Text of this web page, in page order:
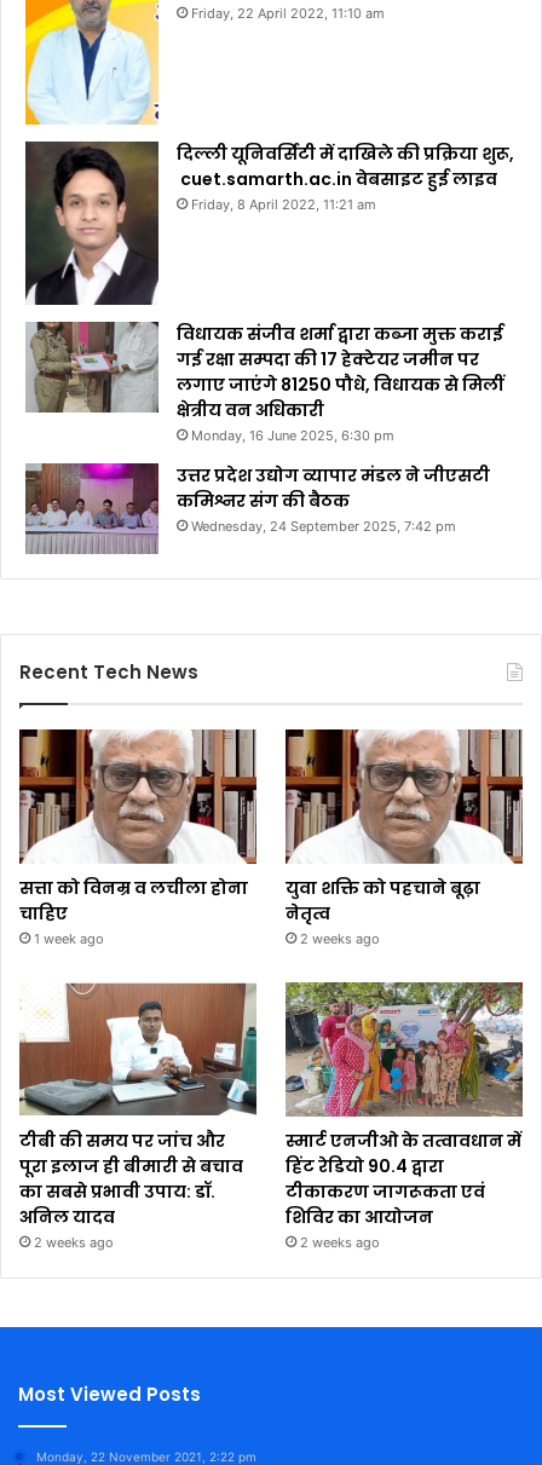
Friday, 22 April 2022, 11:10 am
दिल्ली यूनिवर्सिटी में दाखिले की प्रक्रिया शुरू,
cuet.samarth.ac.in वेबसाइट हुई लाइव
Friday, 8 April 2022, 11:21 am
विधायक संजीव शर्मा द्वारा कब्जा मुक्त कराई
गई रक्षा सम्पदा की 17 हेक्टेयर जमीन पर
लगाए जाएंगे 81250 पौधे, विधायक से मिलीं
क्षेत्रीय वन अधिकारी
Monday, 16 June 2025, 6:30 pm
उत्तर प्रदेश उद्योग व्यापार मंडल ने जीएसटी
कमिश्नर संग की बैठक
Wednesday, 24 September 2025, 7:42 pm
Recent Tech News
सत्ता को विनम्र व लचीला होना
चाहिए
1 week ago
युवा शक्ति को पहचाने बूढ़ा
नेतृत्व
2 weeks ago
टीबी की समय पर जांच और
पूरा इलाज ही बीमारी से बचाव
का सबसे प्रभावी उपाय: डॉ.
अनिल यादव
2 weeks ago
स्मार्ट एनजीओ के तत्वावधान में
हिंट रेडियो 90.4 द्वारा
टीकाकरण जागरूकता एवं
शिविर का आयोजन
2 weeks ago
Most Viewed Posts
Monday, 22 November 2021, 2:22 pm